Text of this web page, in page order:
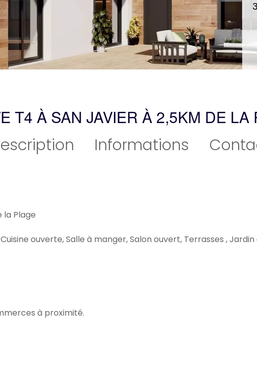
T4 À SAN JAVIER À 2,5KM DE LA
Informations
la Plage
ouverte, Salle à manger, Salon ouvert, Terrasses , Jardin
à proximité.